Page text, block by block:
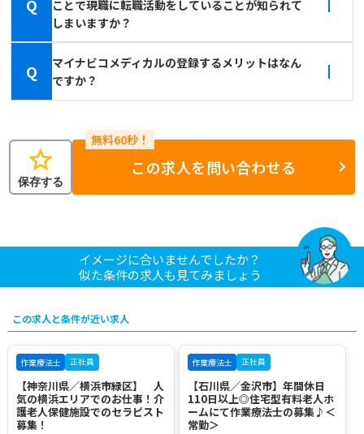
Q
ことで現職に転職活動をしていることが知られて
しまいますか？
Q
マイナビコメディカルの登録するメリットはなん
ですか？
star
保存する
この求人を問い合わせる
イメージに合いませんでしたか？
似た条件の求人も見てみましょう
この求人と条件が近い求人
作業療法士 正社員
【神奈川県／横浜市緑区】 人
気の横浜エリアでのお仕事！介
護老人保健施設でのセラピスト
募集！
作業療法士 正社員
【石川県／金沢市】年間休日
110日以上◎住宅型有料老人ホ
ームにて作業療法士の募集♪＜
常勤＞